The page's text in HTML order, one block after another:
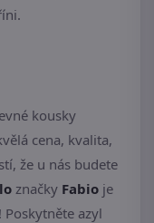
kousky
cena, kvalita,
že u nás budete
značky Fabio je
azyl